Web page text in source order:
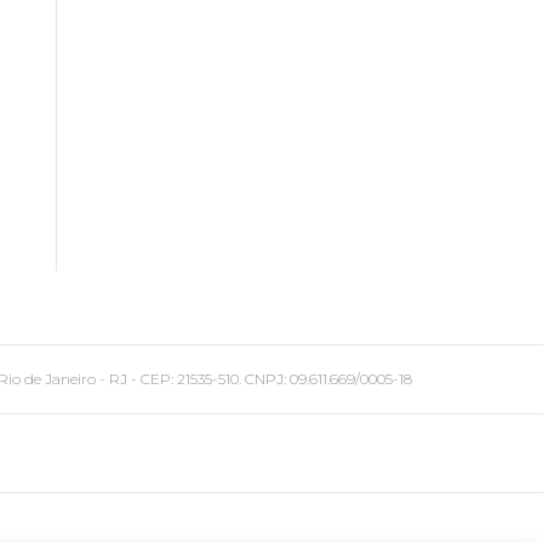
Janeiro - RJ - CEP: 21535-510. CNPJ: 09.611.669/0005-18